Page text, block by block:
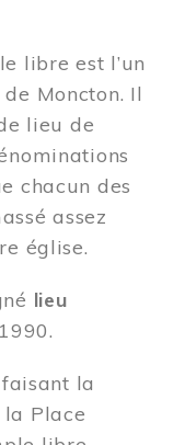
libre est l’un
Moncton. Il
lieu de
chacun des
assez
église.
lieu
la
Place